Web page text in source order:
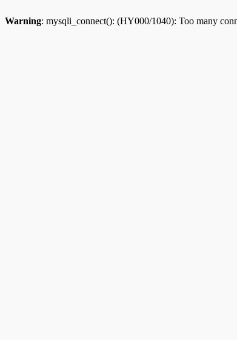
Warning: mysqli_connect(): (HY000/1040): Too many